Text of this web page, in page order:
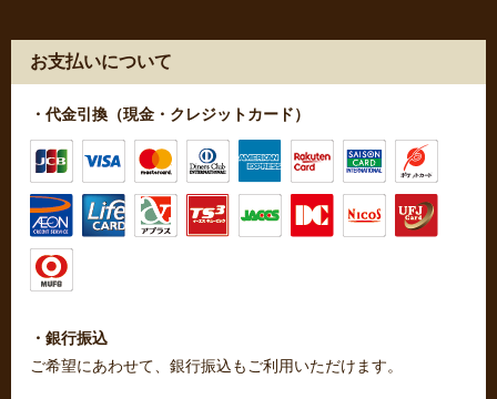
お支払いについて
・代金引換（現金・クレジットカード）
・銀行振込
ご希望にあわせて、銀行振込もご利用いただけます。